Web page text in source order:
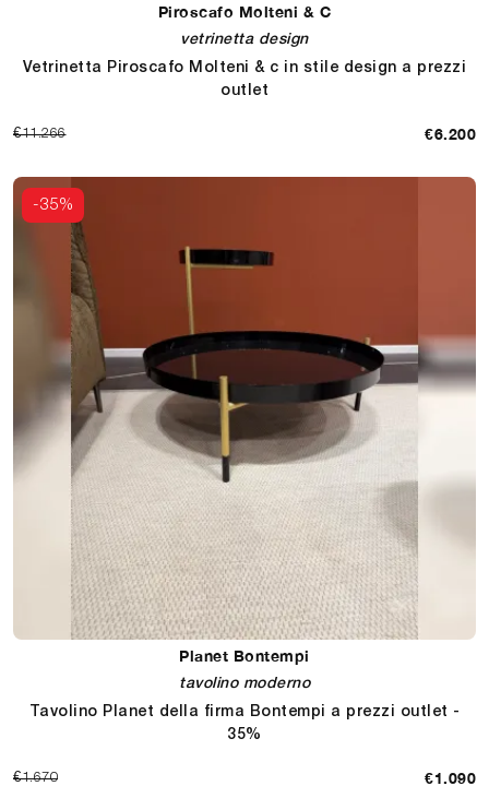
Piroscafo Molteni & C
vetrinetta design
Vetrinetta Piroscafo Molteni & c in stile design a prezzi
outlet
€11.266 €6.200
-35%
Planet Bontempi
tavolino moderno
Tavolino Planet della firma Bontempi a prezzi outlet -
35%
€1.670 €1.090